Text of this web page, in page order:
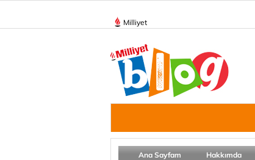
Milliyet
Ana Sayfam Hakkımda